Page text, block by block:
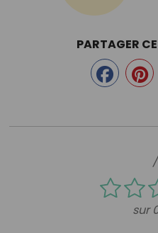
sur
PARTAGER